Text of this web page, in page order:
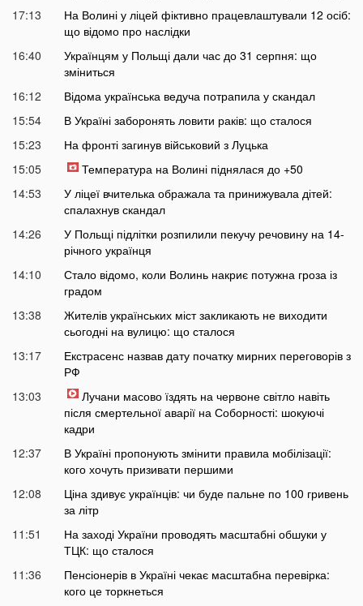
17:13
На Волині у ліцей фіктивно працевлаштували 12 осіб:
що відомо про наслідки
16:40
Українцям у Польщі дали час до 31 серпня: що
зміниться
16:12
Відома українська ведуча потрапила у скандал
15:54
В Україні заборонять ловити раків: що сталося
15:23
На фронті загинув військовий з Луцька
15:05
Температура на Волині піднялася до +50
14:53
У ліцеї вчителька ображала та принижувала дітей:
спалахнув скандал
14:26
У Польщі підлітки розпилили пекучу речовину на 14-
річного українця
14:10
Стало відомо, коли Волинь накриє потужна гроза із
градом
13:38
Жителів українських міст закликають не виходити
сьогодні на вулицю: що сталося
13:17
Екстрасенс назвав дату початку мирних переговорів з
РФ
13:03
Лучани масово їздять на червоне світло навіть
після смертельної аварії на Соборності: шокуючі
кадри
12:37
В Україні пропонують змінити правила мобілізації:
кого хочуть призивати першими
12:08
Ціна здивує українців: чи буде пальне по 100 гривень
за літр
11:51
На заході України проводять масштабні обшуки у
ТЦК: що сталося
11:36
Пенсіонерів в Україні чекає масштабна перевірка:
кого це торкнеться